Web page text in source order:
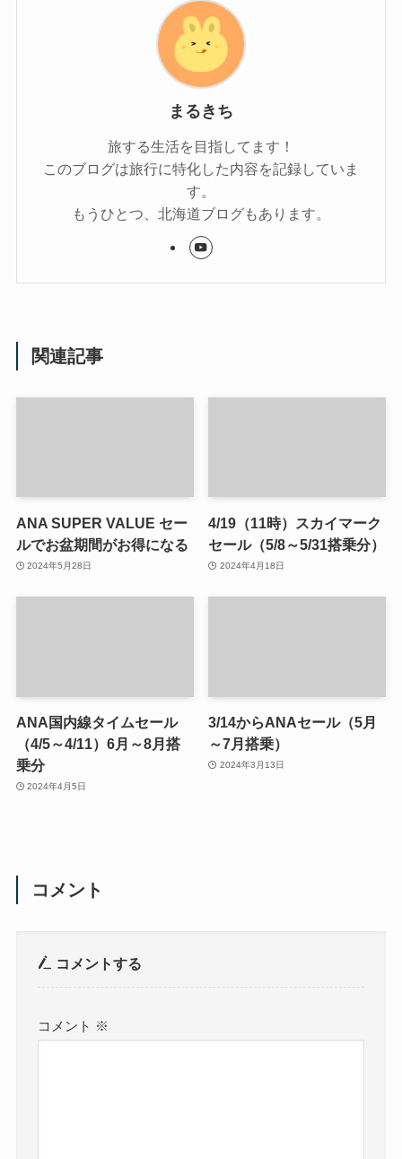
まるきち
旅する生活を目指してます！
このブログは旅行に特化した内容を記録していま
す。
もうひとつ、北海道ブログもあります。
関連記事
ANA SUPER VALUE セー
ルでお盆期間がお得になる
2024年5月28日
4/19（11時）スカイマーク
セール（5/8～5/31搭乗分）
2024年4月18日
ANA国内線タイムセール
（4/5～4/11）6月～8月搭
乗分
2024年4月5日
3/14からANAセール（5月
～7月搭乗）
2024年3月13日
コメント
コメントする
コメント ※